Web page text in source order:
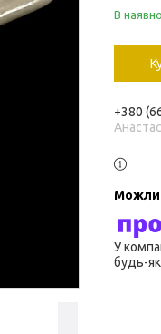
В
+380
У
будь-